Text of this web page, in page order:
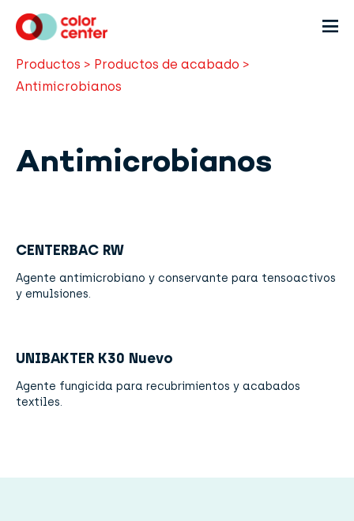
Productos > Productos de acabado >
Antimicrobianos
Antimicrobianos
CENTERBAC RW
Agente antimicrobiano y conservante para tensoactivos
y emulsiones.
UNIBAKTER K30 Nuevo
Agente fungicida para recubrimientos y acabados
textiles.